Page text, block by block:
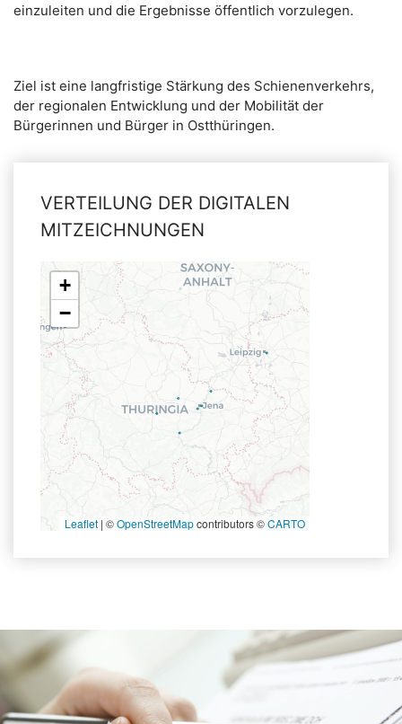
einzuleiten und die Ergebnisse öffentlich vorzulegen.
Ziel ist eine langfristige Stärkung des Schienenverkehrs,
der regionalen Entwicklung und der Mobilität der
Bürgerinnen und Bürger in Ostthüringen.
VERTEILUNG DER DIGITALEN
MITZEICHNUNGEN
+
−
Leaflet | ©OpenStreetMapcontributors ©CARTO